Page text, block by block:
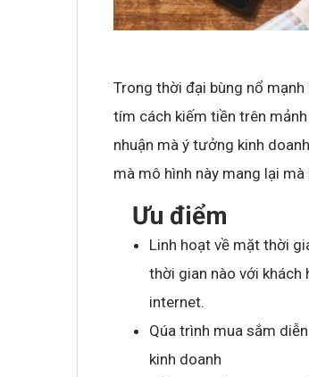
Trong thời đại bùng nổ
tím cách kiếm tiền trên
nhuận mà ý tưởng kinh
mà mô hình này mang lại
Ưu điểm
Linh hoạt về mặt thời
thời gian nào với khách
internet.
Qúa trình mua sắm
kinh doanh